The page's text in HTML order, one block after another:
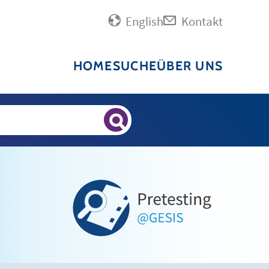
English Kontakt
HOMESUCHEÜBER UNS